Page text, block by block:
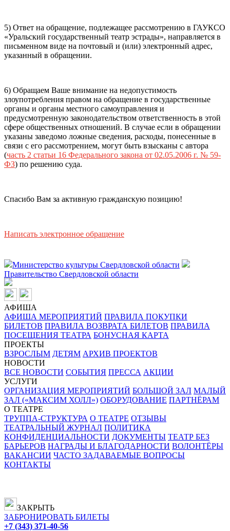
5) Ответ на обращение, подлежащее рассмотрению в ГАУКСО
«Уральский государственный театр эстрады», направляется в
письменном виде на почтовый и (или) электронный адрес,
указанный в обращении.
6) Обращаем Ваше внимание на недопустимость
злоупотребления правом на обращение в государственные
органы и органы местного самоуправления и
предусмотренную законодательством ответственность в этой
сфере общественных отношений. В случае если в обращении
указаны заведомо ложные сведения, расходы, понесенные в
связи с его рассмотрением, могут быть взысканы с автора
(часть 2 статьи 16 Федерального закона от 02.05.2006 г. № 59-
ФЗ) по решению суда.
Спасибо Вам за активную гражданскую позицию!
Написать электронное обращение
Министерство культуры Свердловской области
Правительство Свердловской области
АФИША
АФИША МЕРОПРИЯТИЙ ПРАВИЛА ПОКУПКИ
БИЛЕТОВ ПРАВИЛА ВОЗВРАТА БИЛЕТОВ ПРАВИЛА
ПОСЕЩЕНИЯ ТЕАТРА БОНУСНАЯ КАРТА
ПРОЕКТЫ
ВЗРОСЛЫМ ДЕТЯМ АРХИВ ПРОЕКТОВ
НОВОСТИ
ВСЕ НОВОСТИ СОБЫТИЯ ПРЕССА АКЦИИ
УСЛУГИ
ОРГАНИЗАЦИЯ МЕРОПРИЯТИЙ БОЛЬШОЙ ЗАЛ МАЛЫЙ
ЗАЛ («МАКСИМ ХОЛЛ») ОБОРУДОВАНИЕ ПАРТНЁРАМ
О ТЕАТРЕ
ТРУППА-СТРУКТУРА О ТЕАТРЕ ОТЗЫВЫ
ТЕАТРАЛЬНЫЙ ЖУРНАЛ ПОЛИТИКА
КОНФИДЕНЦИАЛЬНОСТИ ДОКУМЕНТЫ ТЕАТР БЕЗ
БАРЬЕРОВ НАГРАДЫ И БЛАГОДАРНОСТИ ВОЛОНТЁРЫ
ВАКАНСИИ ЧАСТО ЗАДАВАЕМЫЕ ВОПРОСЫ
КОНТАКТЫ
ЗАКРЫТЬ
ЗАБРОНИРОВАТЬ БИЛЕТЫ
+7 (343) 371-40-56